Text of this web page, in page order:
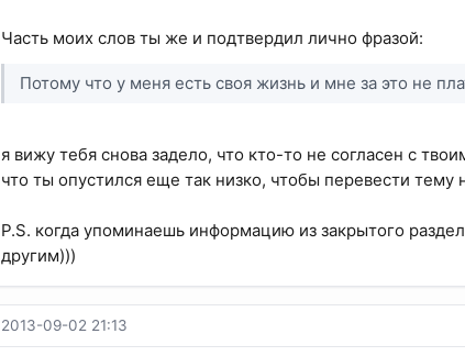
Часть моих слов ты же и подтвердил лично фразой:
Потому что у меня есть своя жизнь и мне за это не
я вижу тебя снова задело, что кто-то не согласен с
что ты опустился еще так низко, чтобы перевести
P.S. когда упоминаешь информацию из закрытого
другим)))
2013-09-02 21:13